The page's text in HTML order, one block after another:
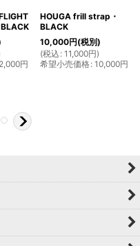
円
HOUGA frill strap・
BLACK
10,000円(税別)
(税込 : 11,000円)
希望小売価格: 10,000円